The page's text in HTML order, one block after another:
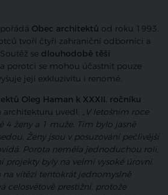
Obec architektů od roku 1993.
tvoří čtyři zahraniční odborníci a
se dlouhodobě těší
a porotci se mohou účastnit pouze
její exkluzivitu i renomé.
Oleg Haman k XXXII. ročníku
architekturu uvedl: „V letošním roce
4 ženy a 1 muže. Tím bylo jasně
Ženy jsou v posuzování pečlivější
Porota neměla jednoduchou roli,
projekty byly na velmi vysoké úrovni.
na vítězi tentokrát jednomyslně
celosvětově prestižní, protože